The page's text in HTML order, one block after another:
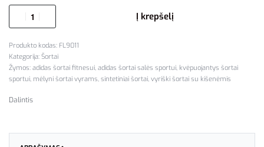
Į krepšelį
FL9011
Kategorija: Šortai
Žymos: adidas šortai fitnesui, adidas šortai salės sportui, kvėpuojantys šortai
sportui, mėlyni šortai vyrams, sintetiniai šortai, vyriški šortai su kišenėmis
Dalintis